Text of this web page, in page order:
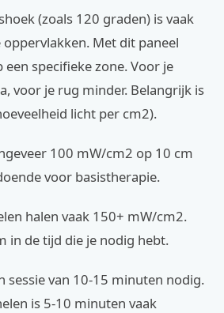
(zoals 120 graden) is vaak
Met dit paneel
specifieke zone. Voor je
voor je rug minder. Belangrijk is
licht per cm2).
100 mW/cm2 op 10 cm
voor basistherapie.
halen vaak 150+ mW/cm2.
in de tijd die je nodig hebt.
sessie van 10-15 minuten nodig.
is 5-10 minuten vaak